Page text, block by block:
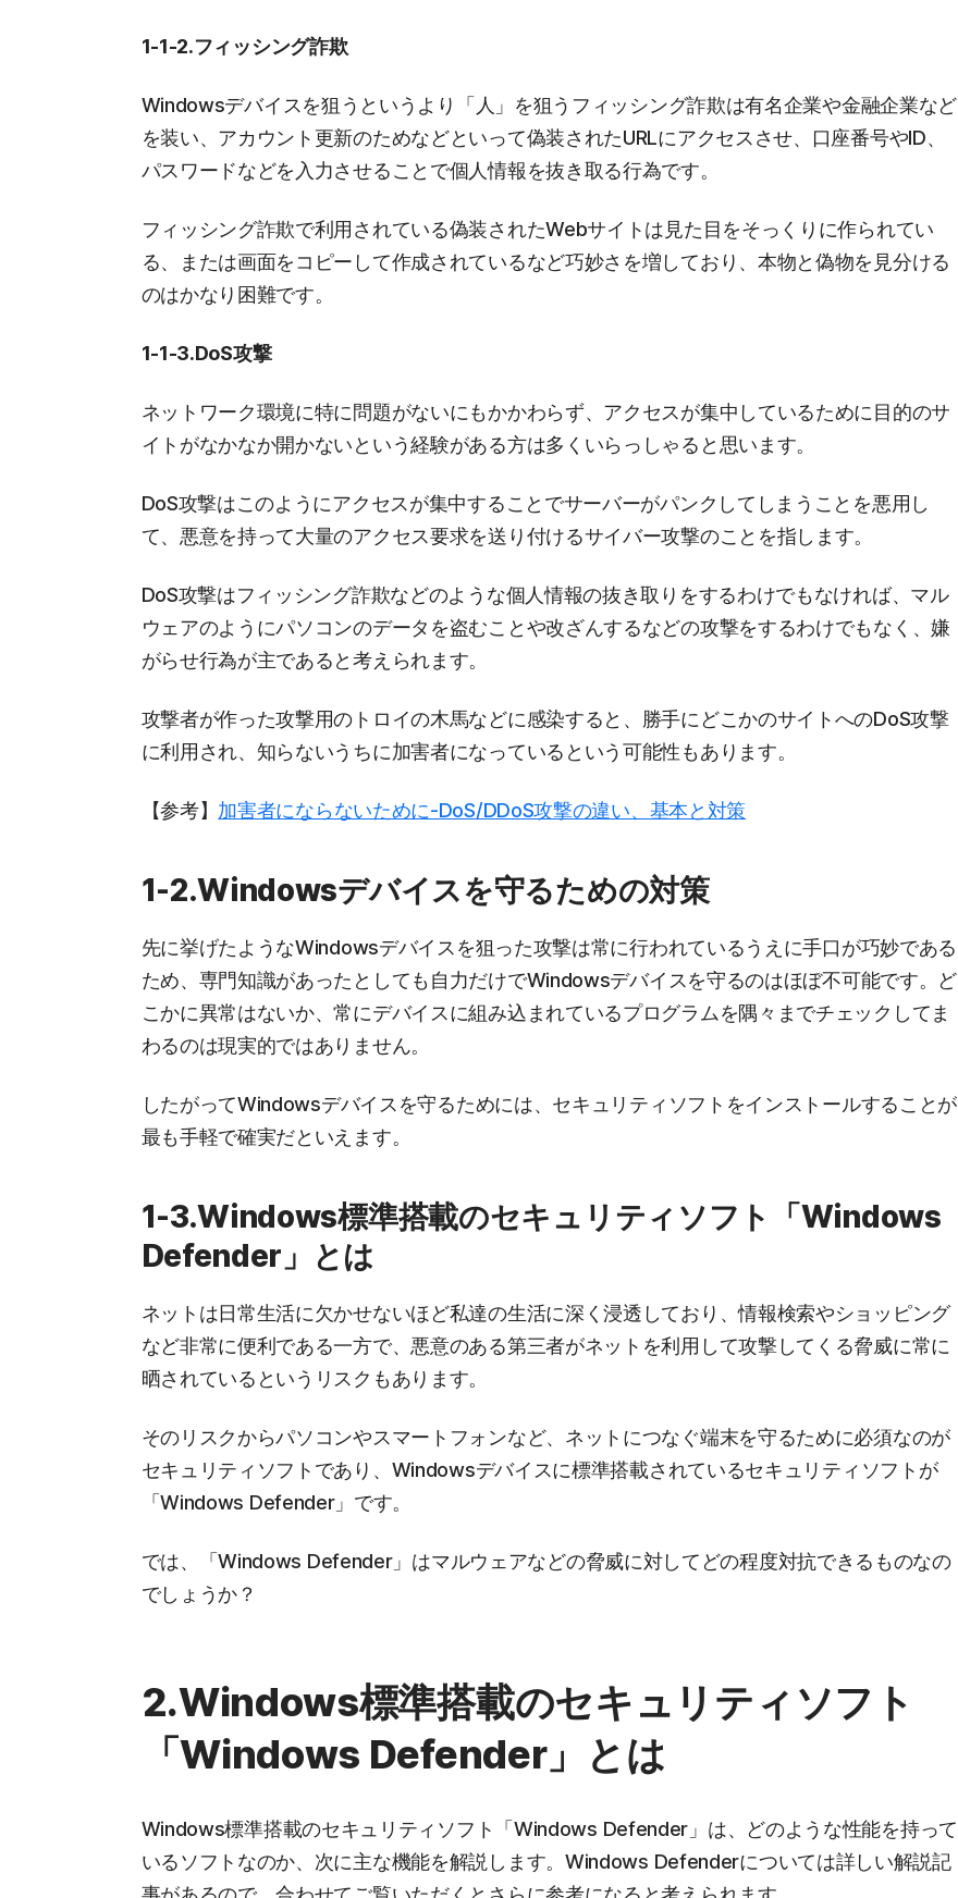
1-1-2.フィッシング詐欺
Windowsデバイスを狙うというより「人」を狙うフィッシング詐欺は有名企業や金融企業など
を装い、アカウント更新のためなどといって偽装されたURLにアクセスさせ、口座番号やID、
パスワードなどを入力させることで個人情報を抜き取る行為です。
フィッシング詐欺で利用されている偽装されたWebサイトは見た目をそっくりに作られてい
る、または画面をコピーして作成されているなど巧妙さを増しており、本物と偽物を見分ける
のはかなり困難です。
1-1-3.DoS攻撃
ネットワーク環境に特に問題がないにもかかわらず、アクセスが集中しているために目的のサ
イトがなかなか開かないという経験がある方は多くいらっしゃると思います。
DoS攻撃はこのようにアクセスが集中することでサーバーがパンクしてしまうことを悪用し
て、悪意を持って大量のアクセス要求を送り付けるサイバー攻撃のことを指します。
DoS攻撃はフィッシング詐欺などのような個人情報の抜き取りをするわけでもなければ、マル
ウェアのようにパソコンのデータを盗むことや改ざんするなどの攻撃をするわけでもなく、嫌
がらせ行為が主であると考えられます。
攻撃者が作った攻撃用のトロイの木馬などに感染すると、勝手にどこかのサイトへのDoS攻撃
に利用され、知らないうちに加害者になっているという可能性もあります。
【参考】 加害者にならないために-DoS/DDoS攻撃の違い、基本と対策
1-2.Windowsデバイスを守るための対策
先に挙げたようなWindowsデバイスを狙った攻撃は常に行われているうえに手口が巧妙である
ため、専門知識があったとしても自力だけでWindowsデバイスを守るのはほぼ不可能です。ど
こかに異常はないか、常にデバイスに組み込まれているプログラムを隅々までチェックしてま
わるのは現実的ではありません。
したがってWindowsデバイスを守るためには、セキュリティソフトをインストールすることが
最も手軽で確実だといえます。
1-3.Windows標準搭載のセキュリティソフト「Windows
Defender」とは
ネットは日常生活に欠かせないほど私達の生活に深く浸透しており、情報検索やショッピング
など非常に便利である一方で、悪意のある第三者がネットを利用して攻撃してくる脅威に常に
晒されているというリスクもあります。
そのリスクからパソコンやスマートフォンなど、ネットにつなぐ端末を守るために必須なのが
セキュリティソフトであり、Windowsデバイスに標準搭載されているセキュリティソフトが
「Windows Defender」です。
では、「Windows Defender」はマルウェアなどの脅威に対してどの程度対抗できるものなの
でしょうか？
2.Windows標準搭載のセキュリティソフト
「Windows Defender」とは
Windows標準搭載のセキュリティソフト「Windows Defender」は、どのような性能を持って
いるソフトなのか、次に主な機能を解説します。Windows Defenderについては詳しい解説記